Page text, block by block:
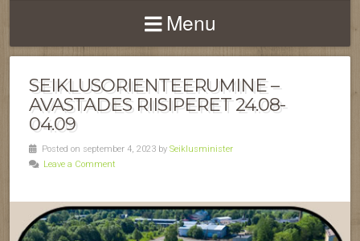
Menu
SEIKLUSORIENTEERUMINE –
AVASTADES RIISIPERET 24.08-
04.09
Posted on september 4, 2023 by Seiklusminister
Leave a Comment